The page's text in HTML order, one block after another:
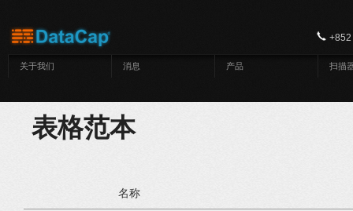
关于我们 消息 产品 扫描
表格范本
名称